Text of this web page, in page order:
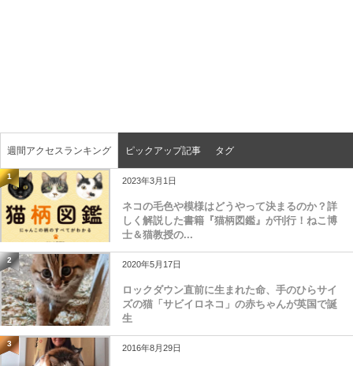
週間アクセスランキング ピックアップ記事 タグ
1 2023年3月1日
ネコの毛色や模様はどうやって決まるのか？詳
しく解説した書籍『猫柄図鑑』が刊行！ねこ博
士＆猫教授の...
2 2020年5月17日
ロックダウン直前に生まれた命、手のひらサイ
ズの猫「サビイロネコ」の赤ちゃんが英国で誕
生
3 2016年8月29日